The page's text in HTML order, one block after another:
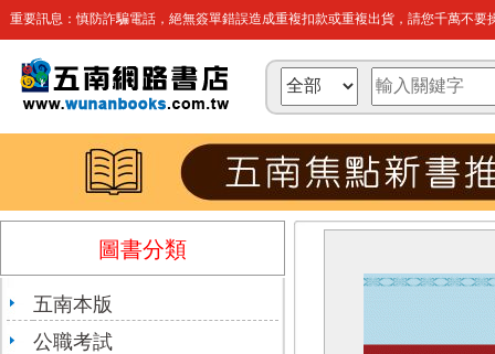
重要訊息：慎防詐騙電話，絕無簽單錯誤造成重複扣款或重複出貨，請您千萬不要
圖書分類
五南本版
公職考試